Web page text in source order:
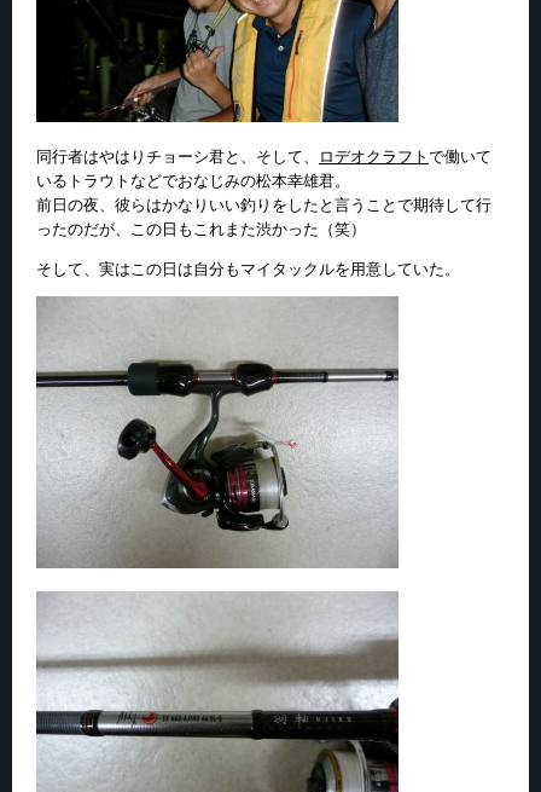
同行者はやはりチョーシ君と、そして、 ロデオクラフト で働いて
いるトラウトなどでおなじみの松本幸雄君。
前日の夜、彼らはかなりいい釣りをしたと言うことで期待して行
ったのだが、この日もこれまた渋かった（笑）
そして、実はこの日は自分もマイタックルを用意していた。